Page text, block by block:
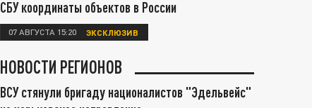
СБУ координаты объектов в России
07 АВГУСТА 15:20 ЭКСКЛЮЗИВ
НОВОСТИ РЕГИОНОВ
ВСУ стянули бригаду националистов "Эдельвейс"